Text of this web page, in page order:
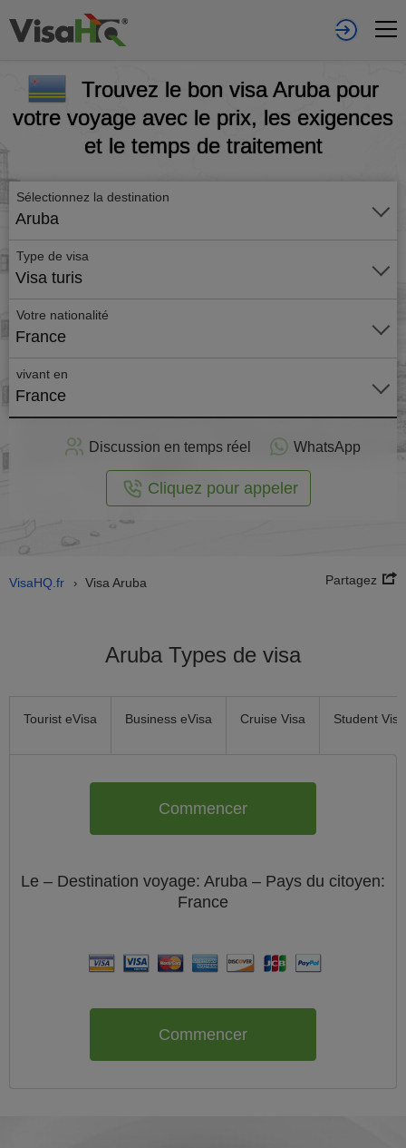
Trouvez le bon visa Aruba pour
votre voyage avec le prix, les exigences
et le temps de traitement
Sélectionnez la destination
Aruba
Type de visa
Visa turis
Votre nationalité
France
vivant en
France
ligne
Discussion en temps réel WhatsApp
Cliquez pour appeler
VisaHQ.fr › Visa Aruba Partagez
Aruba Types de visa
Tourist eVisa Business eVisa Cruise Visa Student Visa
Commencer
Le – Destination voyage: Aruba – Pays du citoyen:
France
Commencer